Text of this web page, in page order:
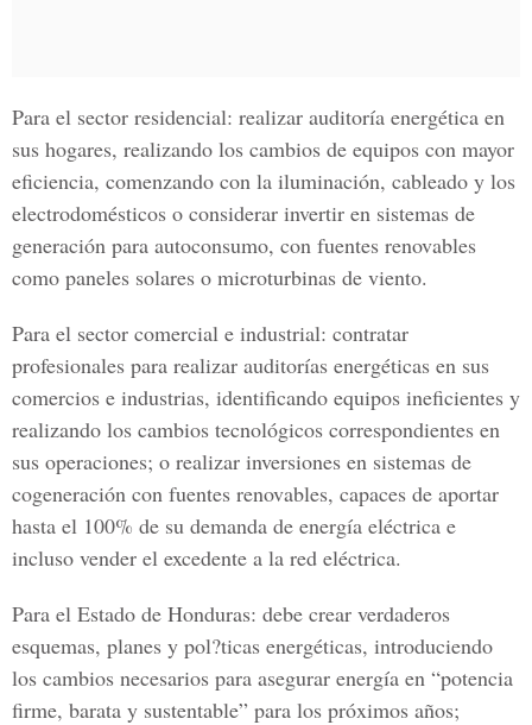
Para el sector residencial: realizar auditoría energética en
sus hogares, realizando los cambios de equipos con mayor
eficiencia, comenzando con la iluminación, cableado y los
electrodomésticos o considerar invertir en sistemas de
generación para autoconsumo, con fuentes renovables
como paneles solares o microturbinas de viento.
Para el sector comercial e industrial: contratar
profesionales para realizar auditorías energéticas en sus
comercios e industrias, identificando equipos ineficientes y
realizando los cambios tecnológicos correspondientes en
sus operaciones; o realizar inversiones en sistemas de
cogeneración con fuentes renovables, capaces de aportar
hasta el 100% de su demanda de energía eléctrica e
incluso vender el excedente a la red eléctrica.
Para el Estado de Honduras: debe crear verdaderos
esquemas, planes y pol?ticas energéticas, introduciendo
los cambios necesarios para asegurar energía en “potencia
firme, barata y sustentable” para los próximos años;